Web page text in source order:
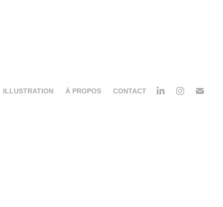
ILLUSTRATION À PROPOS CONTACT